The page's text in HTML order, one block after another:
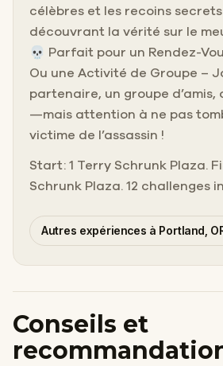
célèbres et les recoins
découvrant la vérité sur le
💀 Parfait pour un Rendez-
Ou une Activité de Groupe –
partenaire, un groupe d’amis,
—mais attention à ne pas
victime de l’assassin !
Start: 1 Terry Schrunk Plaza.
Schrunk Plaza. 12 challenges
Autres expériences à Portland,
Conseils et